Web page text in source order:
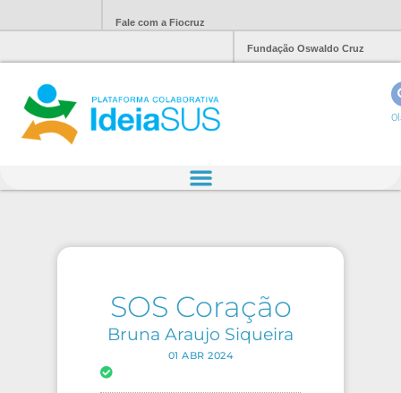
Fale com a Fiocruz
Fundação Oswaldo Cruz
SOS Coração
Bruna Araujo Siqueira
01 ABR 2024